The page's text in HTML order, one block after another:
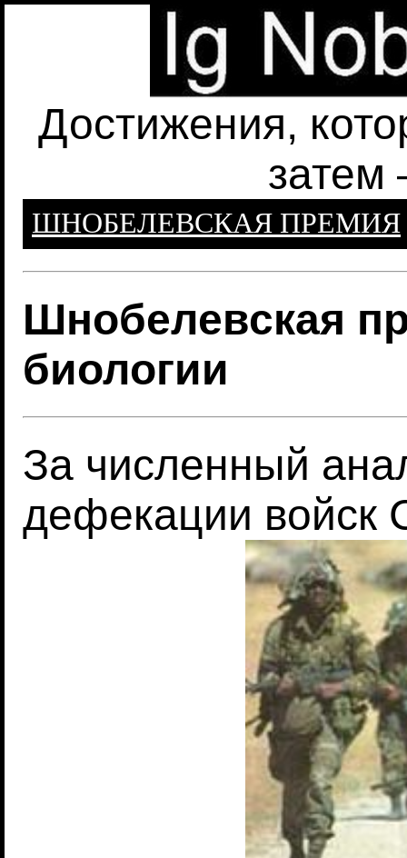
Достижения,
затем
ШНОБЕЛЕВСКАЯ ПРЕМИЯ
Шнобелевская
биологии
За численный
дефекации